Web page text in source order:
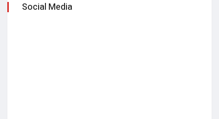
Social Media